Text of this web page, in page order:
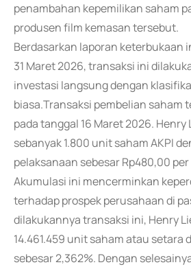
penambahan kepemilikan saham
produsen film kemasan tersebut.
Berdasarkan laporan keterbukaan
31 Maret 2026, transaksi ini
investasi langsung dengan
biasa.Transaksi pembelian saham
pada tanggal 16 Maret 2026.
sebanyak 1.800 unit saham AKPI
pelaksanaan sebesar Rp480,00
Akumulasi ini mencerminkan
terhadap prospek perusahaan di
dilakukannya transaksi ini, Henry
14.461.459 unit saham atau setara
sebesar 2,362%. Dengan